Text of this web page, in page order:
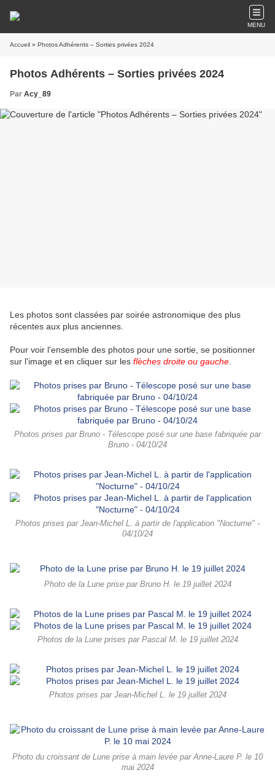
MENU
Accueil » Photos Adhérents – Sorties privées 2024
Photos Adhérents – Sorties privées 2024
Par Acy_89
Les photos sont classées par soirée astronomique des plus
récentes aux plus anciennes.
Pour voir l'ensemble des photos pour une sortie, se positionner
sur l'image et en cliquer sur les flèches droite ou gauche
Photos prises par Bruno - Télescope posé sur une base fabriquée par
Bruno - 04/10/24
Photos prises par Jean-Michel L. à partir de l'application "Nocturne" -
04/10/24
Photo de la Lune prise par Bruno H. le 19 juillet 2024
Photos de la Lune prises par Pascal M. le 19 juillet 2024
Photos prises par Jean-Michel L. le 19 juillet 2024
Photo du croissant de Lune prise à main levée par Anne-Laure P. le 10
mai 2024